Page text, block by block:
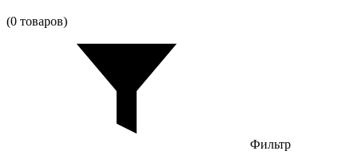
(0 товаров)
Фильтр